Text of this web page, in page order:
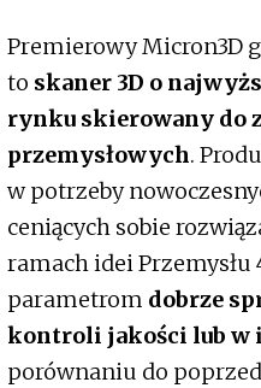
Premierowy Micron3D
to skaner 3D o
rynku skierowany do
przemysłowych.
w potrzeby
ceniących sobie
ramach idei
parametrom dobrze
kontroli jakości lub
porównaniu do